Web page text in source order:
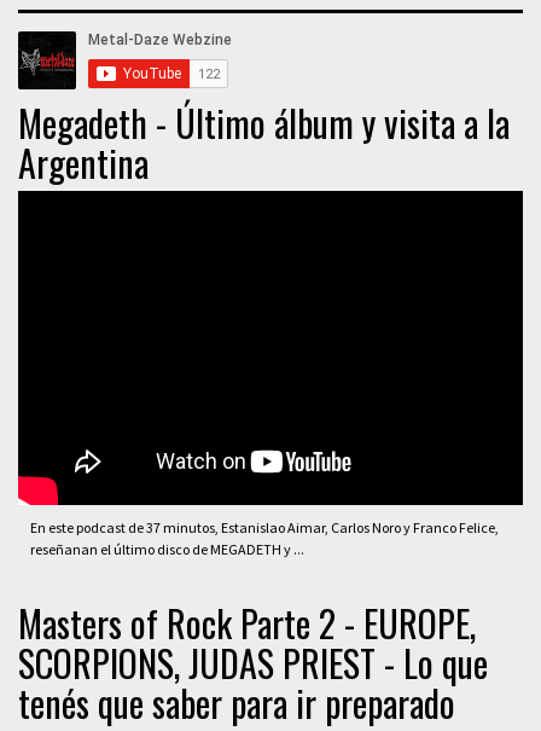
Megadeth - Último álbum y visita a la
Argentina
En este podcast de 37 minutos, Estanislao Aimar, Carlos Noro y Franco Felice,
reseñanan el último disco de MEGADETH y ...
Masters of Rock Parte 2 - EUROPE,
SCORPIONS, JUDAS PRIEST - Lo que
tenés que saber para ir preparado